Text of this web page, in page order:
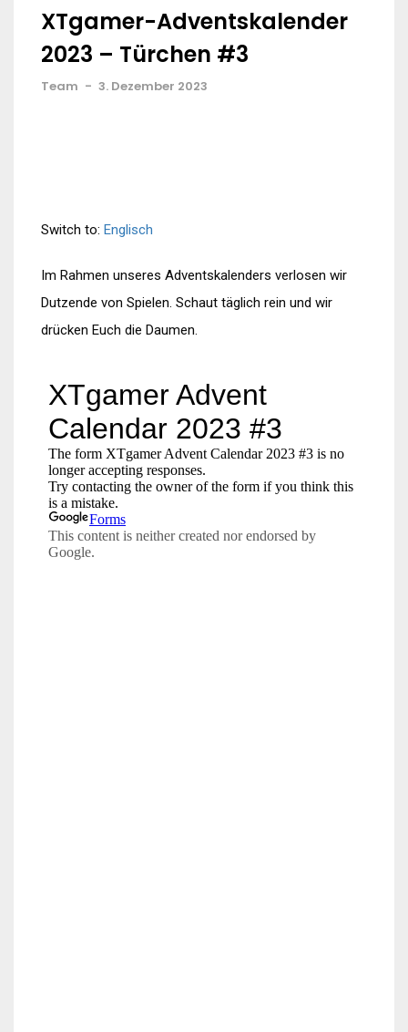
XTgamer-Adventskalender
2023 – Türchen #3
Team - 3. Dezember 2023
Switch to: Englisch
Im Rahmen unseres Adventskalenders verlosen wir
Dutzende von Spielen. Schaut täglich rein und wir
drücken Euch die Daumen.